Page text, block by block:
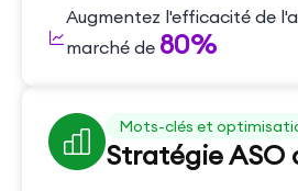
Augmentez l'efficacité de
marché de 80%
Mots-clés et
Stratégie ASO